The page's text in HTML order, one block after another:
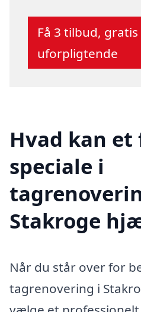
Få 3 tilbud, gratis
uforpligtende
Hvad kan
speciale i
Stakroge
Når du står over for
tagrenovering i